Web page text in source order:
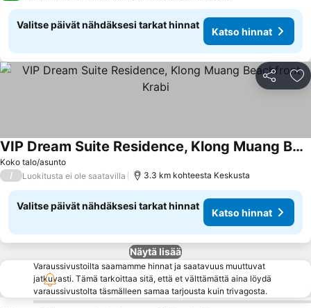
Valitse päivät nähdäksesi tarkat hinnat
Katso hinnat
Jaa
Koko talo/asunto
VIP Dream Suite Residence, Klong Muang Beachfront Krabi
Katso hinnat
/ Luokitusta ei ole saatavilla 3.3 km kohteesta Keskusta
Valitse päivät nähdäksesi tarkat hinnat
Katso hinnat
Näytä lisää
Varaussivustoilta saamamme hinnat ja saatavuus muuttuvat
jatkuvasti. Tämä tarkoittaa sitä, että et välttämättä aina löydä
varaussivustolta täsmälleen samaa tarjousta kuin trivagosta.